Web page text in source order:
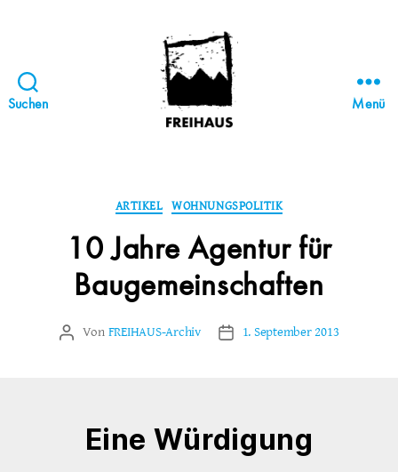
Suchen
STATTBAU
HAMBURG
Menü
Kategorien
ARTIKEL WOHNUNGSPOLITIK
10 Jahre Agentur für
Baugemeinschaften
Beitragsautor
Von FREIHAUS-Archiv Veröffentlichungsdatum
1. September 2013
Eine Würdigung